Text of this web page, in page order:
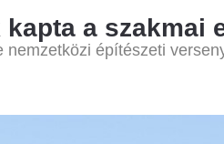
a szakmai
építészeti